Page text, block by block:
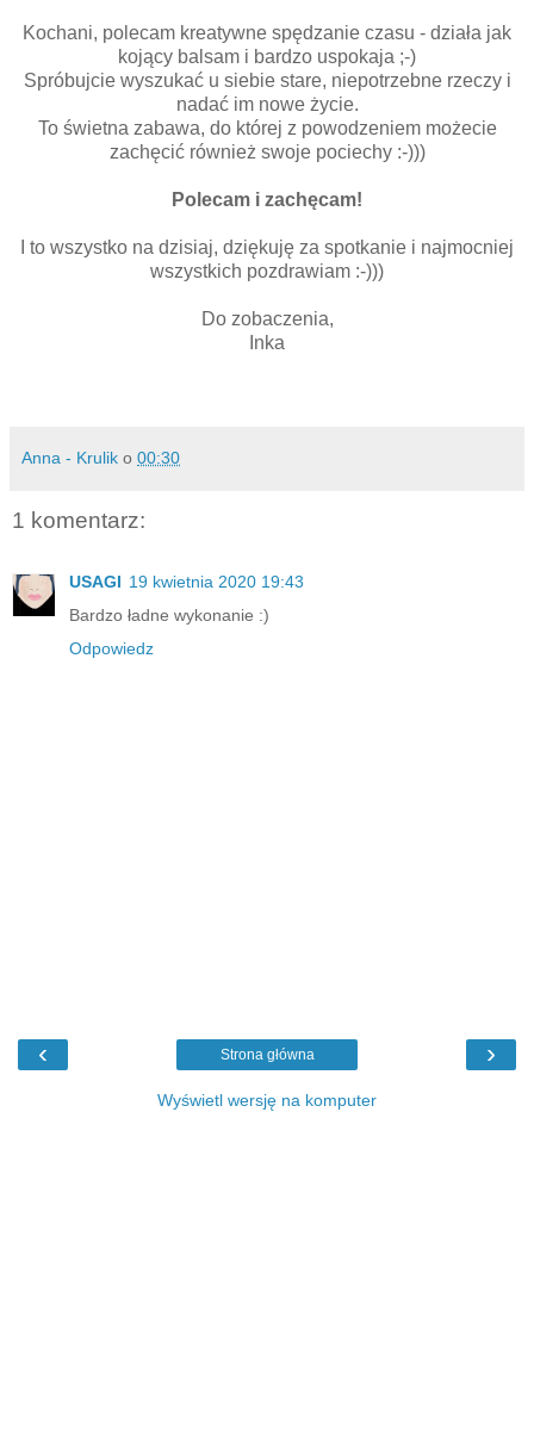
Kochani, polecam kreatywne spędzanie czasu - działa jak
kojący balsam i bardzo uspokaja ;-)
Spróbujcie wyszukać u siebie stare, niepotrzebne rzeczy i
nadać im nowe życie.
To świetna zabawa, do której z powodzeniem możecie
zachęcić również swoje pociechy :-)))
Polecam i zachęcam!
I to wszystko na dzisiaj, dziękuję za spotkanie i najmocniej
wszystkich pozdrawiam :-)))
Do zobaczenia,
Inka
Anna - Krulik o 00:30
1 komentarz:
USAGI 19 kwietnia 2020 19:43
Bardzo ładne wykonanie :)
Odpowiedz
‹ ›
Strona główna
Wyświetl wersję na komputer